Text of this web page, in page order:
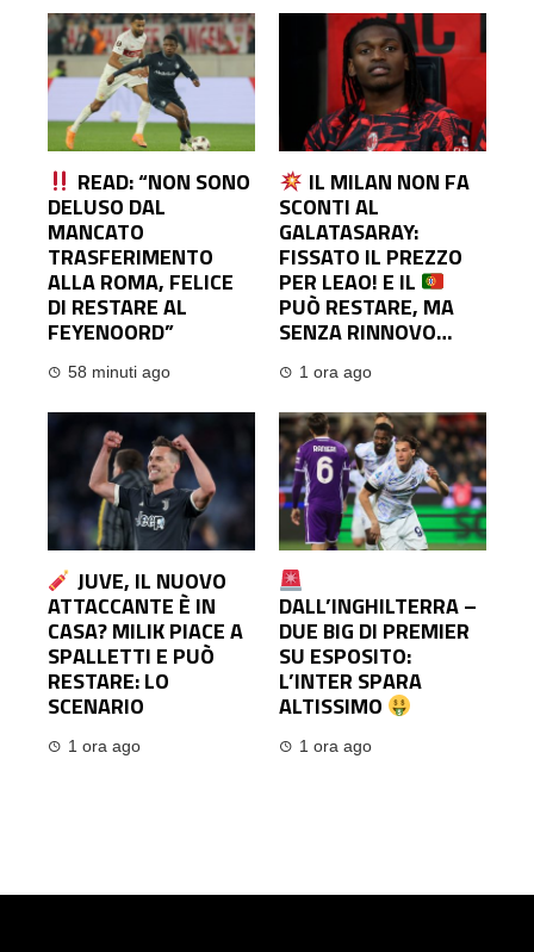
READ: “NON SONO
DELUSO DAL
MANCATO
TRASFERIMENTO
ALLA ROMA, FELICE
DI RESTARE AL
FEYENOORD”
58 minuti ago
IL MILAN NON FA
SCONTI AL
GALATASARAY:
FISSATO IL PREZZO
PER LEAO! E IL
PUÒ RESTARE, MA
SENZA RINNOVO…
1 ora ago
JUVE, IL NUOVO
ATTACCANTE È IN
CASA? MILIK PIACE A
SPALLETTI E PUÒ
RESTARE: LO
SCENARIO
1 ora ago
DALL’INGHILTERRA –
DUE BIG DI PREMIER
SU ESPOSITO:
L’INTER SPARA
ALTISSIMO
1 ora ago